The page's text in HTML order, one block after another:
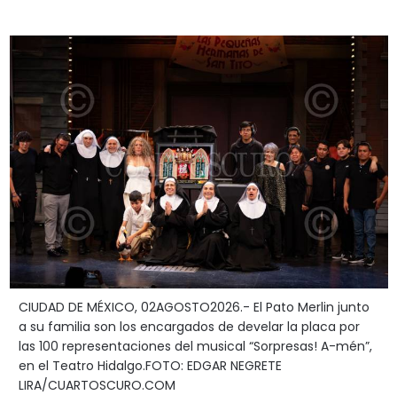
CIUDAD DE MÉXICO, 02AGOSTO2026.- El Pato Merlin junto
a su familia son los encargados de develar la placa por
las 100 representaciones del musical “Sorpresas! A-mén”,
en el Teatro Hidalgo.FOTO: EDGAR NEGRETE
LIRA/CUARTOSCURO.COM